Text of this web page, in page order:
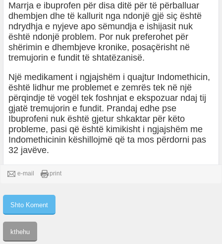
Marrja e ibuprofen për disa ditë për të përballuar
dhembjen dhe të kallurit nga ndonjë gjë siç është
ndrydhja e nyjeve apo sëmundja e ishijasit nuk
është ndonjë problem. Por nuk preferohet për
shërimin e dhembjeve kronike, posaçërisht në
tremujorin e fundit të shtatëzanisë.
Një medikament i ngjajshëm i quajtur Indomethicin,
është lidhur me problemet e zemrës tek në një
përqindje të vogël tek foshnjat e ekspozuar ndaj tij
gjatë tremujorin e fundit. Prandaj edhe pse
Ibuprofeni nuk është gjetur shkaktar për këto
probleme, pasi që është kimikisht i ngjajshëm me
Indomethicinin këshillojmë që ta mos përdorni pas
32 javëve.
e-mail print